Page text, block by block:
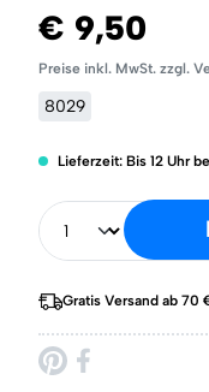
€ 9,50
Preise inkl. MwSt. zzgl.
8029
Lieferzeit: Bis 12 Uhr
Gratis Versand ab 70